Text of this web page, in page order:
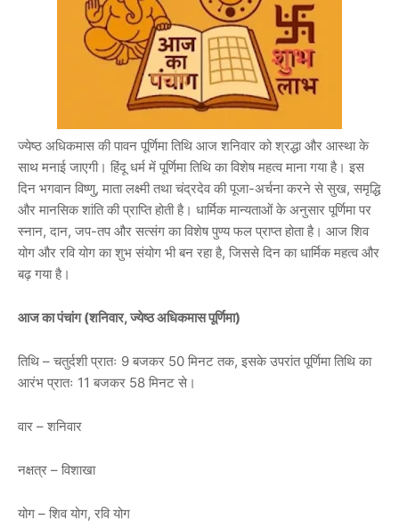
ज्येष्ठ अधिकमास की पावन पूर्णिमा तिथि आज शनिवार को श्रद्धा और आस्था के
साथ मनाई जाएगी। हिंदू धर्म में पूर्णिमा तिथि का विशेष महत्व माना गया है। इस
दिन भगवान विष्णु, माता लक्ष्मी तथा चंद्रदेव की पूजा-अर्चना करने से सुख, समृद्धि
और मानसिक शांति की प्राप्ति होती है। धार्मिक मान्यताओं के अनुसार पूर्णिमा पर
स्नान, दान, जप-तप और सत्संग का विशेष पुण्य फल प्राप्त होता है। आज शिव
योग और रवि योग का शुभ संयोग भी बन रहा है, जिससे दिन का धार्मिक महत्व और
बढ़ गया है।
आज का पंचांग (शनिवार, ज्येष्ठ अधिकमास पूर्णिमा)
तिथि – चतुर्दशी प्रातः 9 बजकर 50 मिनट तक, इसके उपरांत पूर्णिमा तिथि का
आरंभ प्रातः 11 बजकर 58 मिनट से।
वार – शनिवार
नक्षत्र – विशाखा
योग – शिव योग, रवि योग